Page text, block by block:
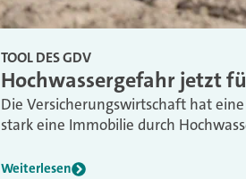
TOOL DES GDV
Hochwassergefahr jetzt
Die Versicherungswirtschaft hat
stark eine Immobilie durch
Weiterlesen